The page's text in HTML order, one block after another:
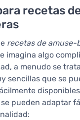
recetas
recetas de amuse-
imagina algo
a menudo se
sencillas que se
pueden adaptar